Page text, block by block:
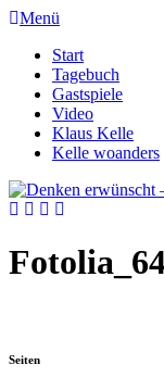
Menü
Start
Tagebuch
Gastspiele
Video
Klaus Kelle
Kelle woanders
Seiten